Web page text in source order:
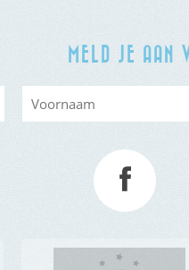
MELD JE AAN